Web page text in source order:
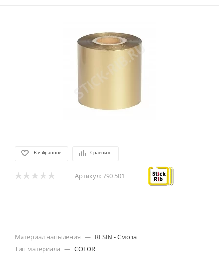
В избранное Сравнить
Артикул:790 501
Материал напыления — RESIN - Смола
Тип материала — COLOR